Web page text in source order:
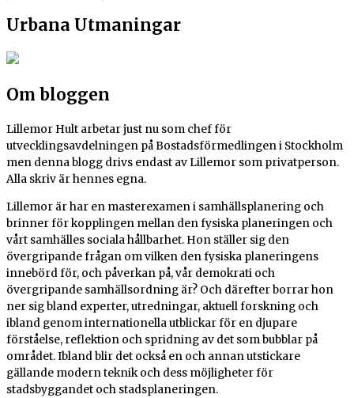
Urbana Utmaningar
Om bloggen
Lillemor Hult arbetar just nu som chef för
utvecklingsavdelningen på Bostadsförmedlingen i Stockholm
men denna blogg drivs endast av Lillemor som privatperson.
Alla skriv är hennes egna.
Lillemor är har en masterexamen i samhällsplanering och
brinner för kopplingen mellan den fysiska planeringen och
vårt samhälles sociala hållbarhet. Hon ställer sig den
övergripande frågan om vilken den fysiska planeringens
innebörd för, och påverkan på, vår demokrati och
övergripande samhällsordning är? Och därefter borrar hon
ner sig bland experter, utredningar, aktuell forskning och
ibland genom internationella utblickar för en djupare
förståelse, reflektion och spridning av det som bubblar på
området. Ibland blir det också en och annan utstickare
gällande modern teknik och dess möjligheter för
stadsbyggandet och stadsplaneringen.